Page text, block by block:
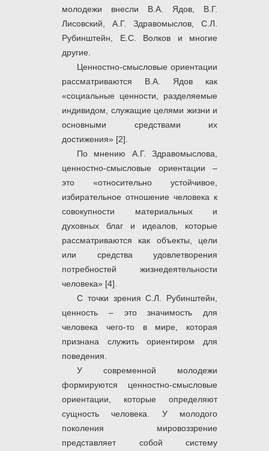
молодежи внесли В.А. Ядов, В.Г.
Лисовский, А.Г. Здравомыслов, С.Л.
Рубинштейн, Е.С. Волков и многие
другие.
Ценностно-смысловые ориентации
рассматриваются В.А. Ядов как
«социальные ценности, разделяемые
индивидом, служащие целями жизни и
основными средствами их
достижения» [2].
По мнению А.Г. Здравомыслова,
ценностно-смысловые ориентации –
это «относительно устойчивое,
избирательное отношение человека к
совокупности материальных и
духовных благ и идеалов, которые
рассматриваются как объекты, цели
или средства удовлетворения
потребностей жизнедеятельности
человека» [4].
С точки зрения С.Л. Рубинштейн,
ценность – это значимость для
человека чего-то в мире, которая
признана служить ориентиром для
поведения.
У современной молодежи
формируются ценностно-смысловые
ориентации, которые определяют
сущность человека. У молодого
поколения мировоззрение
представляет собой систему